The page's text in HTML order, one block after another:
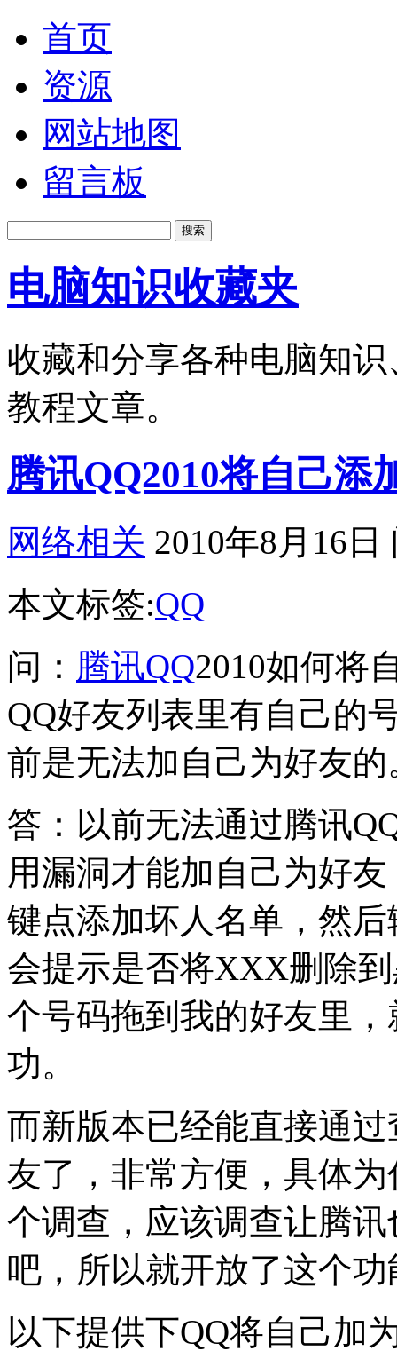
首页
资源
网站地图
留言板
电脑知识收藏夹
收藏和分享各种电脑知
教程文章。
腾讯QQ2010将自己添
网络相关 2010年8月16日
本文标签:QQ
问： 腾讯QQ2010如何将
QQ好友列表里有自己的
前是无法加自己为好友的
答：以前无法通过腾讯
用漏洞才能加自己为好
键点添加坏人名单，然
会提示是否将XXX删除
个号码拖到我的好友里
功。
而新版本已经能直接通
友了，非常方便，具体
个调查，应该调查让腾
吧，所以就开放了这个功
以下提供下QQ将自己加